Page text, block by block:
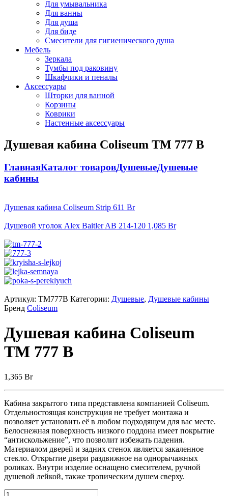
Для умывальника
Для ванны
Для душа
Для биде
Смесители для гигиенического душа
Мебель
Зеркала
Тумбы под раковину
Шкафчики и пеналы
Аксессуары
Шторки для ванной
Корзины
Коврики
Настенные аксессуары
Душевая кабина Coliseum TM 777 B
ГлавнаяКаталог товаровДушевыеДушевые
кабины
Душевая кабина Coliseum Strip 611 Br
Душевой уголок Alex Baitler AB 214-120 1,085 Br
Артикул: TM777B Категории: Душевые, Душевые кабины
Бренд Coliseum
Душевая кабина Coliseum
TM 777 B
1,365 Br
Кабина закрытого типа представлена компанией Coliseum.
Отдельностоящая конструкция не требует монтажа и
позволяет установить её в любом подходящем для вас месте.
Белоснежная поверхность низкого поддона имеет покрытие
“антискольжение”, что позволит избежать падения.
Материалом дверей и задних стенок является закаленное
стекло. Открытие двери раздвижное на однорычажных
роликах. Внутри изделие оснащено смесителем, ручной
душевой лейкой, также тропическим душем сверху.